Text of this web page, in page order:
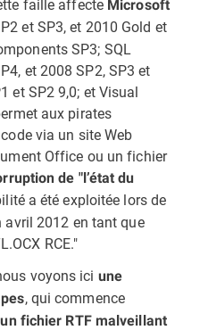
faille affecte Microsoft
et SP3, et 2010 Gold et
SP3; SQL
et 2008 SP2, SP3 et
et SP2 9,0; et Visual
aux pirates
via un site Web
Office ou un fichier
de "l’état du
a été exploitée lors de
2012 en tant que
RCE."
voyons ici une
, qui commence
fichier RTF malveillant